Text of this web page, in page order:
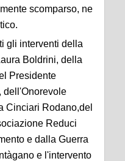
scomparso, ne
gli interventi della
Boldrini, della
Presidente
dell'Onorevole
Cinciari Rodano,del
Reduci
e dalla Guerra
e l'intervento